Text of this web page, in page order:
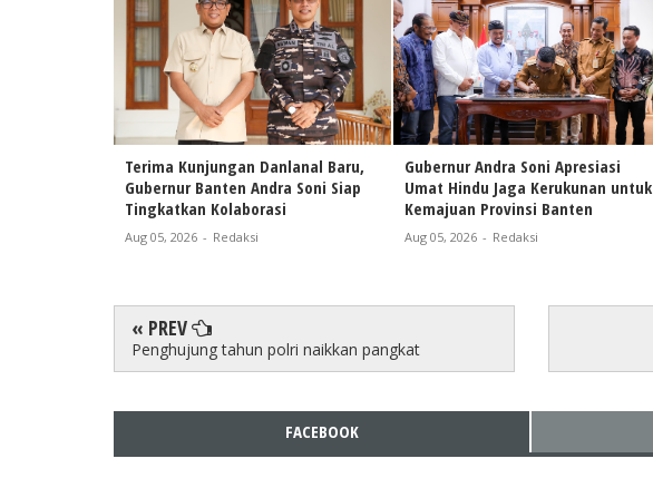
Terima Kunjungan Danlanal Baru,
Gubernur Banten Andra Soni Siap
Tingkatkan Kolaborasi
Aug 05, 2026 - Redaksi
Gubernur Andra Soni Apresiasi
Umat Hindu Jaga Kerukunan untuk
Kemajuan Provinsi Banten
Aug 05, 2026 - Redaksi
« PREV
Penghujung tahun polri naikkan pangkat
FACEBOOK